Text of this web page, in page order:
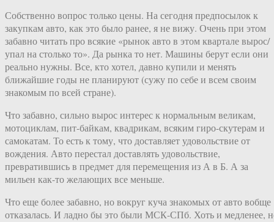
Собственно вопрос только цены. На сегодня предпосылок к
закупкам авто, как это было ранее, я не вижу. Очень при этом
забавно читать про всякие «рынок авто в этом квартале вырос/
упал на столько то». Да рынка то нет. Машины берут если они
реально нужны. Все, кто хотел, давно купили и менять
ближайшие годы не планируют (сужу по себе и всем своим
знакомым по всей стране).
Что забавно, сильно вырос интерес к нормальным великам,
мотоциклам, пит-байкам, квадрикам, всяким гиро-скутерам и
самокатам. То есть к тому, что доставляет удовольствие от
вождения. Авто перестал доставлять удовольствие,
превратившись в предмет для перемещения из А в Б. А за
мильен как-то желающих все меньше.
Что еще более забавно, но вокруг куча знакомых от авто вобще
отказалась. И ладно бы это были МСК-СПб. Хоть и медленее,